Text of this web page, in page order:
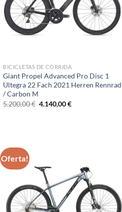
BICICLETAS DE CORRIDA
Giant Propel Advanced Pro Disc 1
Ultegra 22 Fach 2021 Herren Rennrad
/ Carbon M
5.200,00€ O
preço
4.140,00€O
Oferta!